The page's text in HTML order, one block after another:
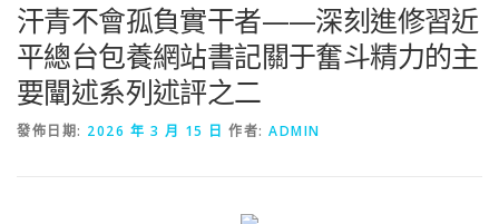
汗青不會孤負實干者——深刻進修習近
平總台包養網站書記關于奮斗精力的主
要闡述系列述評之二
發佈日期: 2026 年 3 月 15 日 作者: ADMIN